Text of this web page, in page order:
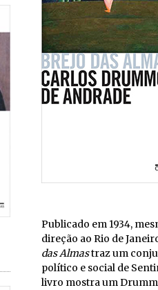
Publicado em 1934,
direção ao Rio de
das Almastraz um
político e social de
livro mostra um